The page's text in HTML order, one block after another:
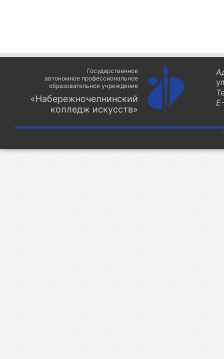
Государственное
автономное профессиональное
образовательное учреждение
«Набережночелнинский
колледж искусств»